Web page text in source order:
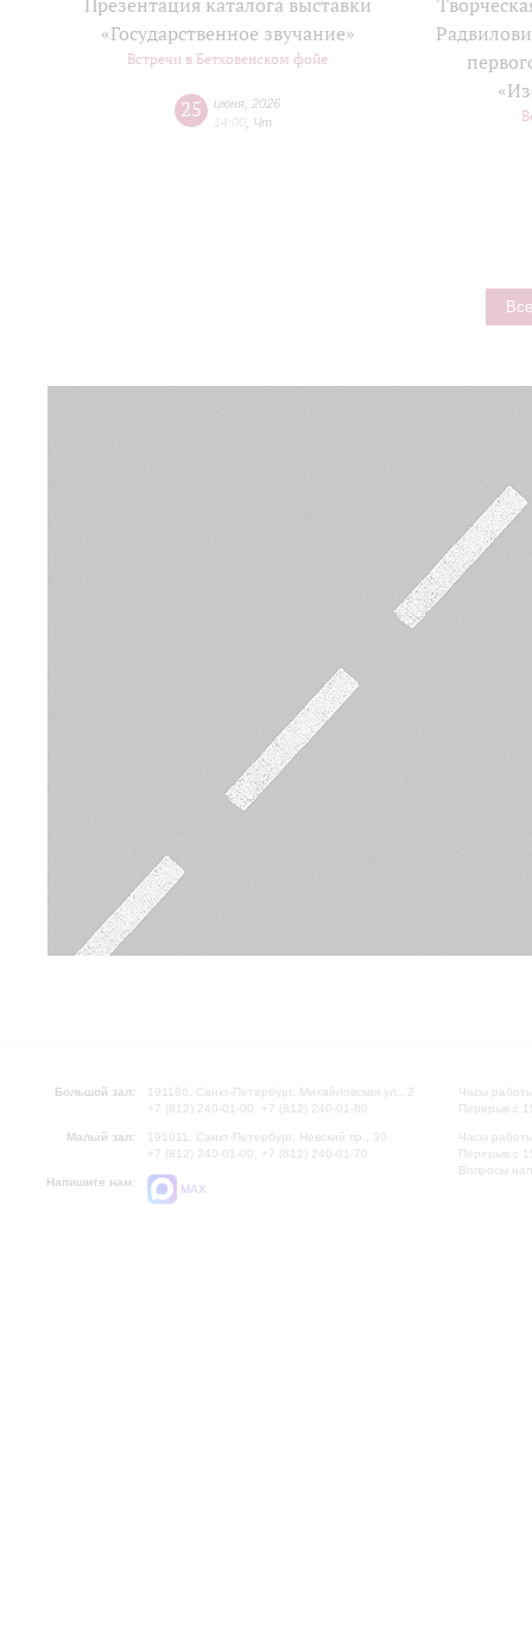
Презентация каталога выставки
«Государственное звучание»
Встречи в Бетховенском фойе
25 июня 2026
14:00 Чт
Большой зал:
191186, Санкт-Петербург, Михайловская ул., 2
+7 (812) 240-01-00, +7 (812) 240-01-80
Малый зал:
191011, Санкт-Петербург, Невский пр., 30
+7 (812) 240-01-00, +7 (812) 240-01-70
Напишите нам:
MAX
Часы
Перерыв с
Часы
Перерыв с
Вопросы